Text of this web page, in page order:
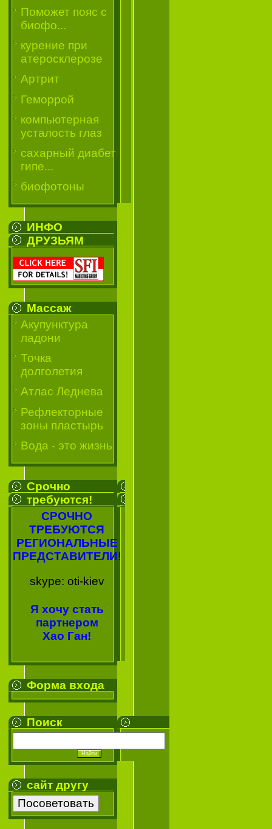
Поможет пояс с
биофо...
курение при
атеросклерозе
Артрит
Геморрой
компьютерная
усталость глаз
сахарный диабет
гипе...
биофотоны
ИНФО
ДРУЗЬЯМ
Массаж
Акупунктура
ладони
Точка
долголетия
Атлас Леднева
Рефлекторные
зоны пластырь
Вода - это жизнь
Срочно
требуются!
СРОЧНО
ТРЕБУЮТСЯ
РЕГИОНАЛЬНЫЕ
ПРЕДСТАВИТЕЛИ!
skype: oti-kiev
Я хочу стать
партнером
Хао Ган!
Форма входа
Поиск
сайт другу